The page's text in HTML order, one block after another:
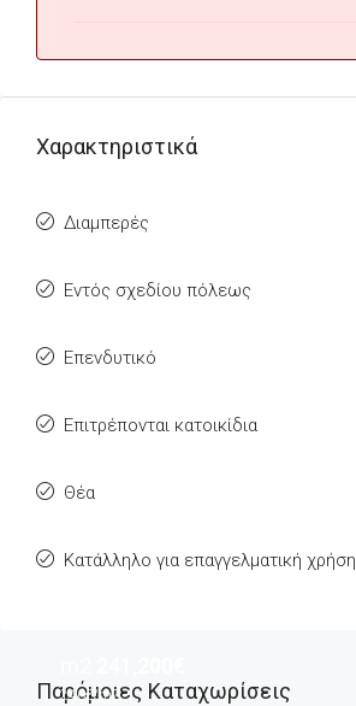
Χαρακτηριστικά
Διαμπερές
Εντός σχεδίου πόλεως
Επενδυτικό
Επιτρέπονται κατοικίδια
Θέα
Κατάλληλο για επαγγελματική χρήση
Παρόμοιες Καταχωρίσεις
240€/m2